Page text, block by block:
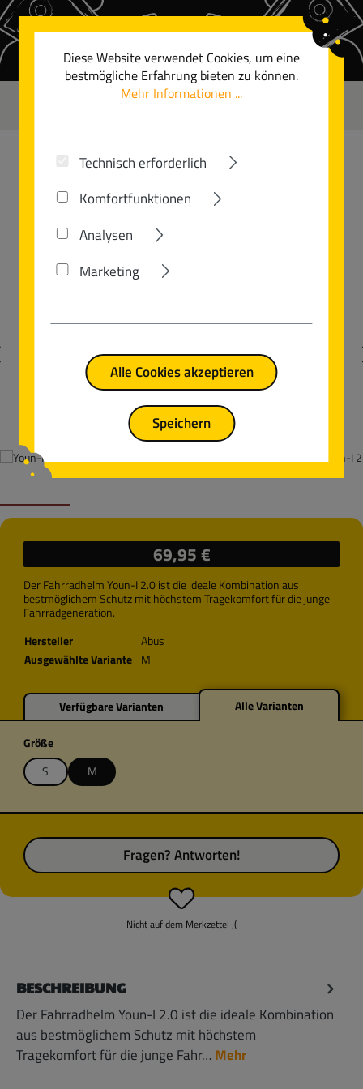
Zum Hauptinhalt springen
YOUN-I 2.0
Bildergalerie überspringen
69,95 €
Der Fahrradhelm Youn-I 2.0 ist die ideale Kombination aus
bestmöglichem Schutz mit höchstem Tragekomfort für die junge
Fahrradgeneration.
Hersteller
Abus
Ausgewählte Variante M
Verfügbare Varianten Alle Varianten
Größeauswählen
S
M
Nicht auf dem Merkzettel ;(
Fragen? Antworten!
BESCHREIBUNG
Der Fahrradhelm Youn-I 2.0 ist die ideale Kombination
aus bestmöglichem Schutz mit höchstem
Tragekomfort für die junge Fahr… Mehr
Diese Website verwendet Cookies, um eine
bestmögliche Erfahrung bieten zu können.
Mehr Informationen ...
Technisch erforderlich
Komfortfunktionen
Analysen
Marketing
Alle Cookies akzeptieren
Speichern